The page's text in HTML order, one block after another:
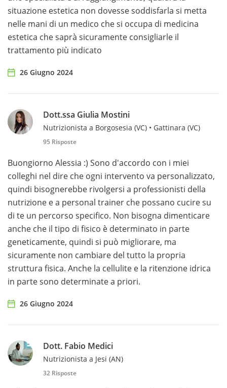
situazione estetica non dovesse soddisfarla si metta
nelle mani di un medico che si occupa di medicina
estetica che saprà sicuramente consigliarle il
trattamento più indicato
26 Giugno 2024
Dott.ssa Giulia Mostini
Nutrizionista a Borgosesia (VC) • Gattinara (VC)
95 Risposte
Buongiorno Alessia :) Sono d'accordo con i miei
colleghi nel dire che ogni intervento va personalizzato,
quindi bisognerebbe rivolgersi a professionisti della
nutrizione e a personal trainer che possano cucire su
di te un percorso specifico. Non bisogna dimenticare
anche che il tipo di fisico è determinato in parte
geneticamente, quindi si può migliorare, ma
sicuramente non cambiare del tutto la propria
struttura fisica. Anche la cellulite e la ritenzione idrica
in parte sono determinate a priori.
26 Giugno 2024
Dott. Fabio Medici
Nutrizionista a Jesi (AN)
32 Risposte